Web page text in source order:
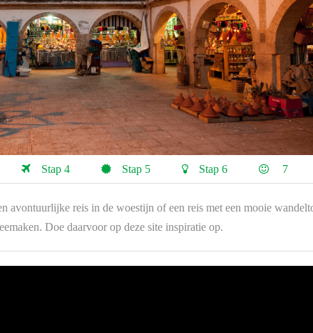
Stap 4 Stap 5 Stap 6 7
avontuurlijke reis in de woestijn of een reis met een mooie
Doe daarvoor op deze site inspiratie op.